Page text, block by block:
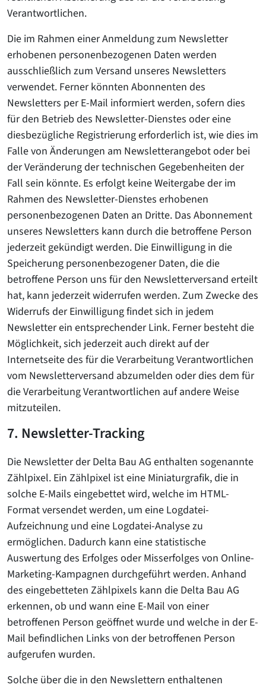
Verantwortlichen.
Die im Rahmen einer Anmeldung zum Newsletter
erhobenen personenbezogenen Daten werden
ausschließlich zum Versand unseres Newsletters
verwendet. Ferner könnten Abonnenten des
Newsletters per E-Mail informiert werden, sofern dies
für den Betrieb des Newsletter-Dienstes oder eine
diesbezügliche Registrierung erforderlich ist, wie dies im
Falle von Änderungen am Newsletterangebot oder bei
der Veränderung der technischen Gegebenheiten der
Fall sein könnte. Es erfolgt keine Weitergabe der im
Rahmen des Newsletter-Dienstes erhobenen
personenbezogenen Daten an Dritte. Das Abonnement
unseres Newsletters kann durch die betroffene Person
jederzeit gekündigt werden. Die Einwilligung in die
Speicherung personenbezogener Daten, die die
betroffene Person uns für den Newsletterversand erteilt
hat, kann jederzeit widerrufen werden. Zum Zwecke des
Widerrufs der Einwilligung findet sich in jedem
Newsletter ein entsprechender Link. Ferner besteht die
Möglichkeit, sich jederzeit auch direkt auf der
Internetseite des für die Verarbeitung Verantwortlichen
vom Newsletterversand abzumelden oder dies dem für
die Verarbeitung Verantwortlichen auf andere Weise
mitzuteilen.
7. Newsletter-Tracking
Die Newsletter der Delta Bau AG enthalten sogenannte
Zählpixel. Ein Zählpixel ist eine Miniaturgrafik, die in
solche E-Mails eingebettet wird, welche im HTML-
Format versendet werden, um eine Logdatei-
Aufzeichnung und eine Logdatei-Analyse zu
ermöglichen. Dadurch kann eine statistische
Auswertung des Erfolges oder Misserfolges von Online-
Marketing-Kampagnen durchgeführt werden. Anhand
des eingebetteten Zählpixels kann die Delta Bau AG
erkennen, ob und wann eine E-Mail von einer
betroffenen Person geöffnet wurde und welche in der E-
Mail befindlichen Links von der betroffenen Person
aufgerufen wurden.
Solche über die in den Newslettern enthaltenen